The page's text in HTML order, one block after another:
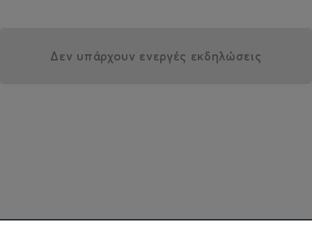
Δεν υπάρχουν ενεργές εκδηλώσεις